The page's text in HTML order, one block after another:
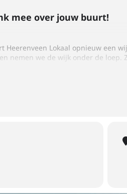
mee over jouw buurt!
Heerenveen Lokaal opnieuw een
nemen we de wijk onder de